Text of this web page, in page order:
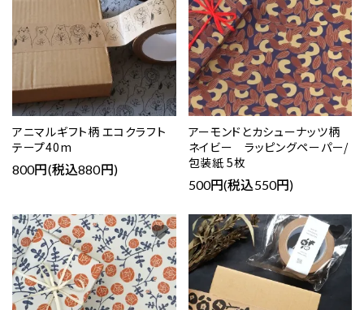
アニマルギフト柄 エコクラフト
テープ40m
800円(税込880円)
アーモンドとカシューナッツ柄
ネイビー ラッピングペーパー/
包装紙 5枚
500円(税込550円)
favorite favorite